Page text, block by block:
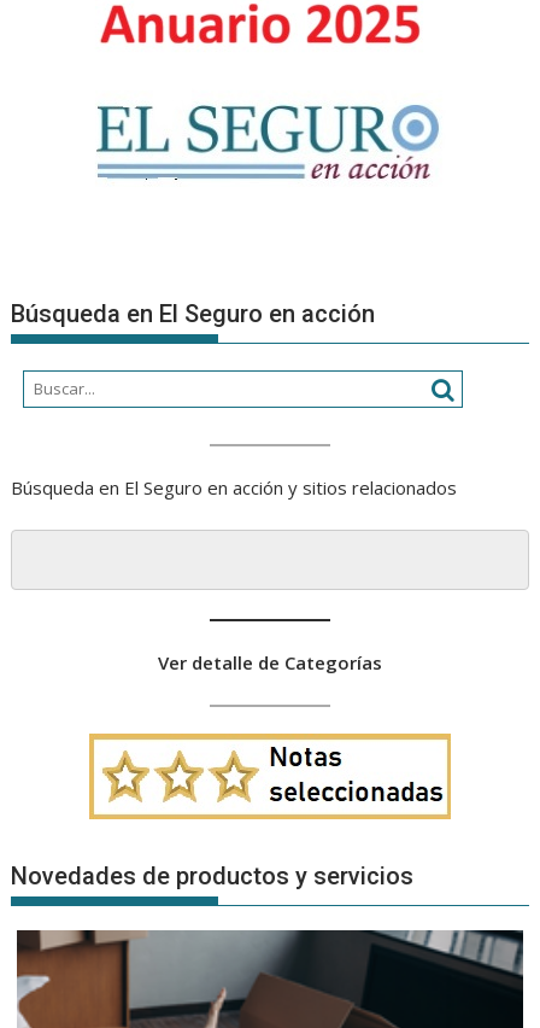
Búsqueda en El Seguro en acción
Búsqueda en El Seguro en acción y sitios relacionados
Ver detalle de Categorías
Novedades de productos y servicios